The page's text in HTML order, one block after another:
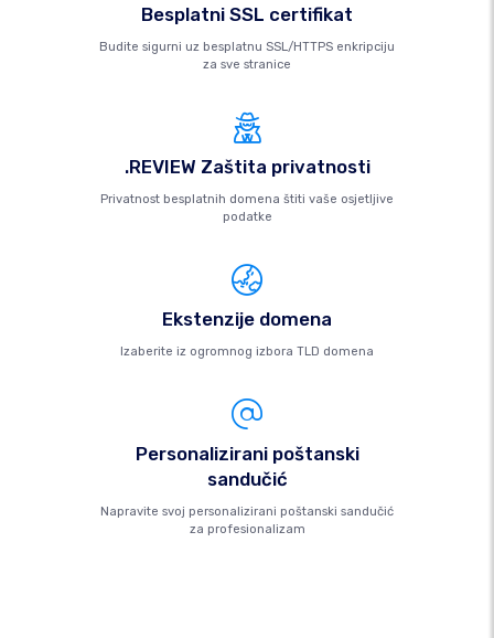
Besplatni SSL certifikat
Budite sigurni uz besplatnu SSL/HTTPS enkripciju
za sve stranice
.REVIEW Zaštita privatnosti
Privatnost besplatnih domena štiti vaše osjetljive
podatke
Ekstenzije domena
Izaberite iz ogromnog izbora TLD domena
Personalizirani poštanski
sandučić
Napravite svoj personalizirani poštanski sandučić
za profesionalizam